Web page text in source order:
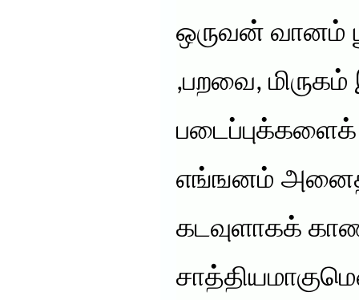
ஒருவன் வானம்
,பறவை, மிருகம்
எங்ஙனம்
கடவுளாகக்